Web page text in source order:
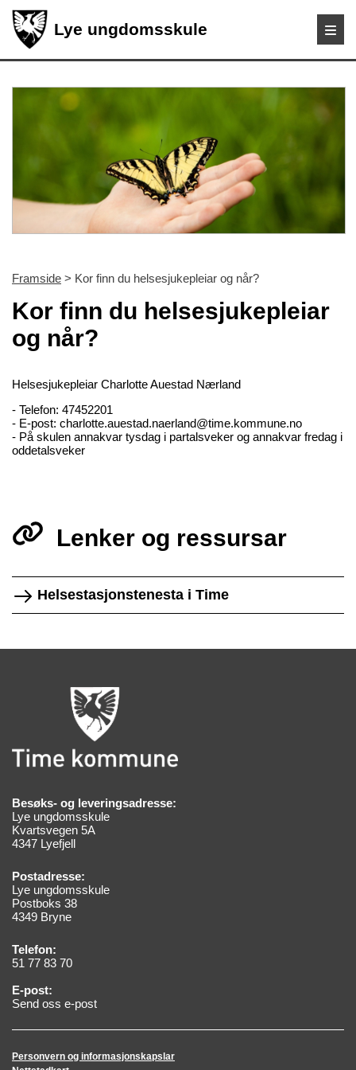
Lye ungdomsskule
Framside > Kor finn du helsesjukepleiar og når?
Kor finn du helsesjukepleiar
og når?
Helsesjukepleiar Charlotte Auestad Nærland
- Telefon: 47452201
- E-post: charlotte.auestad.naerland@time.kommune.no
- På skulen annakvar tysdag i partalsveker og annakvar fredag i
oddetalsveker
Lenker og ressursar
Helsestasjonstenesta i Time
Besøks- og leveringsadresse:
Lye ungdomsskule
Kvartsvegen 5A
4347 Lyefjell
Postadresse:
Lye ungdomsskule
Postboks 38
4349 Bryne
Telefon:
51 77 83 70
E-post:
Send oss e-post
Personvern og informasjonskapslar